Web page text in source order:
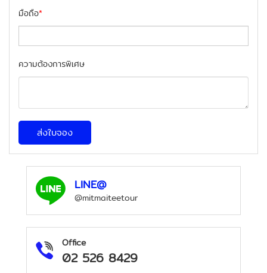
มือถือ*
ความต้องการพิเศษ
ส่งใบจอง
LINE@
@mitmaiteetour
Office
02 526 8429